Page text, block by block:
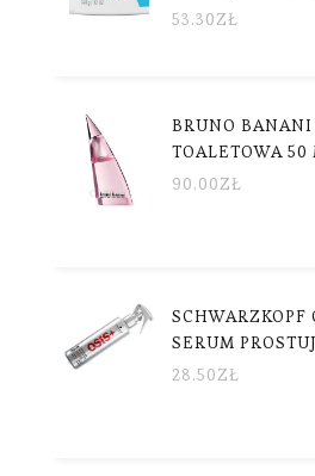
53.30ZŁ
BRUNO
TOALETOWA 50
90.00ZŁ
SERUM
28.50ZŁ